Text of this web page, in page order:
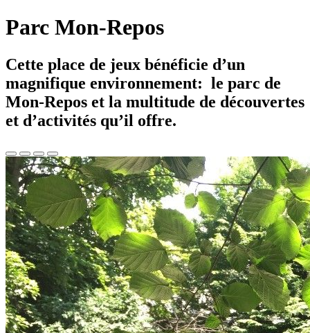
Parc Mon-Repos
Cette place de jeux bénéficie d’un
magnifique environnement: le parc de
Mon-Repos et la multitude de découvertes
et d’activités qu’il offre.